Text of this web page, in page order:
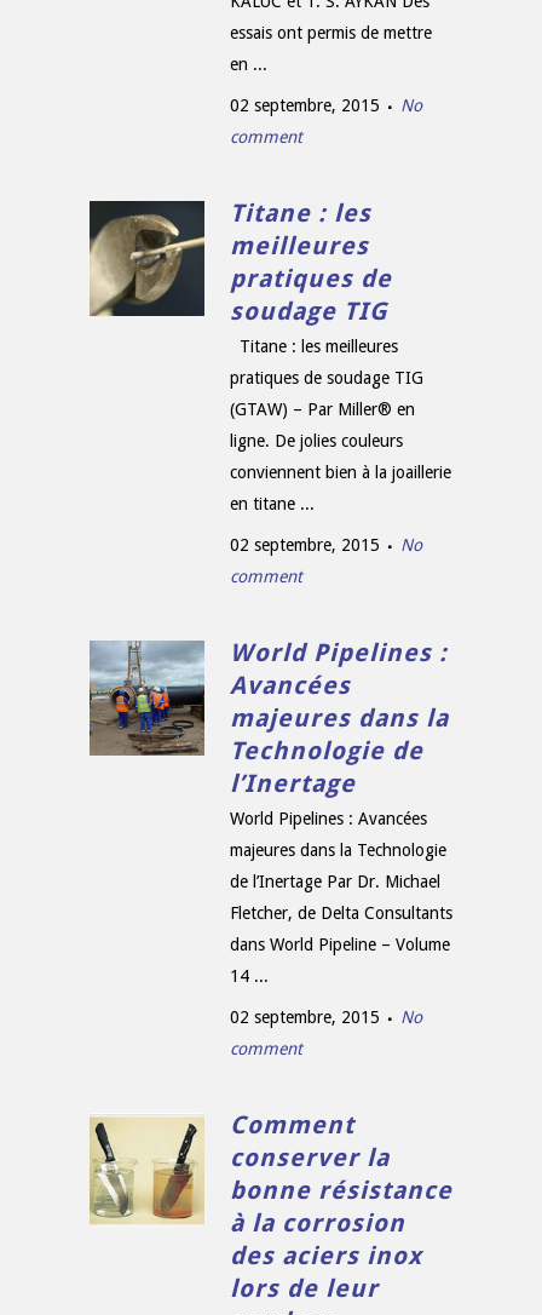
essais ont permis de mettre
en ...
02 septembre, 2015
No
comment
Titane : les
meilleures
pratiques de
soudage TIG
Titane : les meilleures
pratiques de soudage TIG
(GTAW) – Par Miller® en
ligne. De jolies couleurs
conviennent bien à la joaillerie
en titane ...
02 septembre, 2015
No
comment
World Pipelines :
Avancées
majeures dans la
Technologie de
l’Inertage
World Pipelines : Avancées
majeures dans la Technologie
de l’Inertage Par Dr. Michael
Fletcher, de Delta Consultants
dans World Pipeline – Volume
14 ...
02 septembre, 2015
No
comment
Comment
conserver la
bonne résistance
à la corrosion
des aciers inox
lors de leur